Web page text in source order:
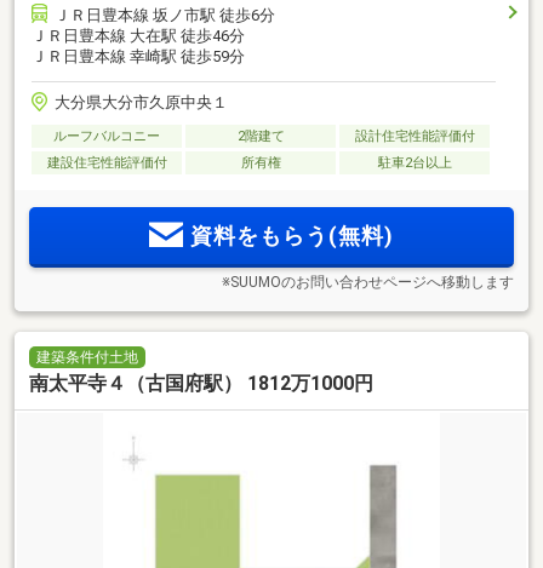
ＪＲ日豊本線 坂ノ市駅 徒歩6分
ＪＲ日豊本線 大在駅 徒歩46分
ＪＲ日豊本線 幸崎駅 徒歩59分
大分県大分市久原中央１
ルーフバルコニー 2階建て
設計住宅性能評価付
建設住宅性能評価付
所有権 駐車2台以上
資料をもらう(無料)
※SUUMOのお問い合わせページへ移動します
建築条件付土地
南太平寺４（古国府駅） 1812万1000円